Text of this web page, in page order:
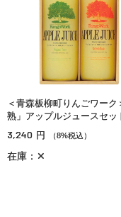
＜青森板柳町りんごワーク
熟」アップルジュースセッ
3,240 円 （8%税込）
在庫：✕